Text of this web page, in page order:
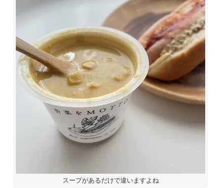
スープがあるだけで違いますよね